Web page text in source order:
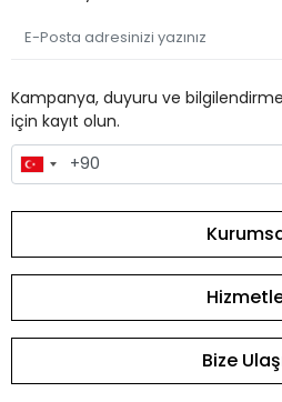
Kampanya, duyuru ve
için kayıt olun.
Bize